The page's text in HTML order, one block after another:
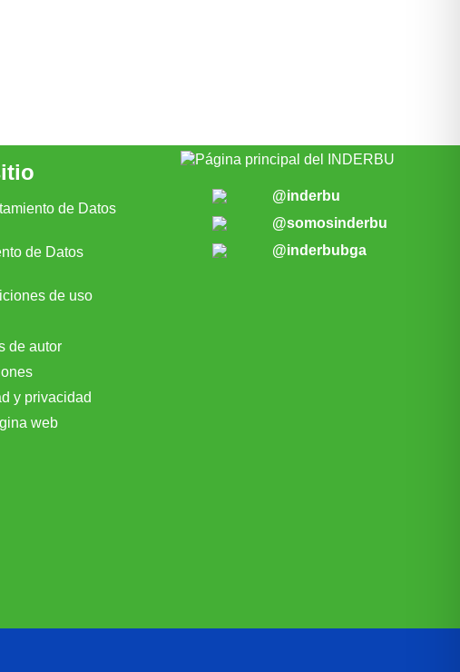
de Datos
de Datos
de uso
de autor
y privacidad
web
@inderbu
@somosinderbu
@inderbubga